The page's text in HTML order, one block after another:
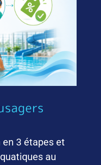
3 étapes et
au